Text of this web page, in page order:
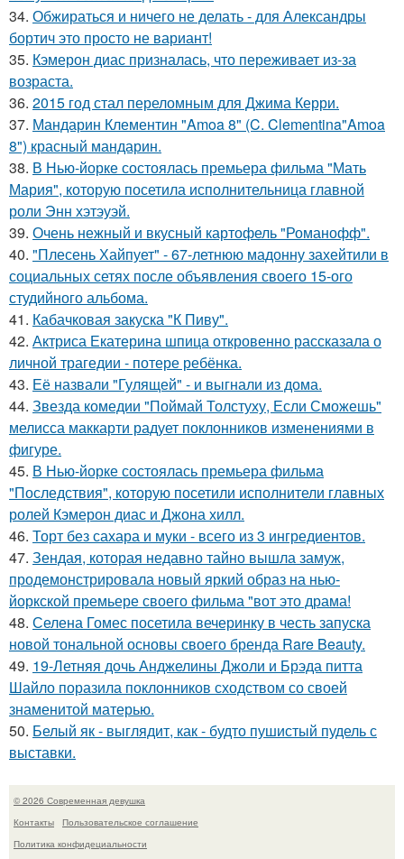
34. Обжираться и ничего не делать - для Александры
бортич это просто не вариант!
35. Кэмерон диас призналась, что переживает из-за
возраста.
36. 2015 год стал переломным для Джима Керри.
37. Мандарин Клементин "Amoa 8" (C. Clementina"Amoa
8") красный мандарин.
38. В Нью-йорке состоялась премьера фильма "Мать
Мария", которую посетила исполнительница главной
роли Энн хэтэуэй.
39. Очень нежный и вкусный картофель "Романофф".
40. "Плесень Хайпует" - 67-летнюю мадонну захейтили в
социальных сетях после объявления своего 15-ого
студийного альбома.
41. Кабачковая закуска "К Пиву".
42. Актриса Екатерина шпица откровенно рассказала о
личной трагедии - потере ребёнка.
43. Её назвали "Гулящей" - и выгнали из дома.
44. Звезда комедии "Поймай Толстуху, Если Сможешь"
мелисса маккарти радует поклонников изменениями в
фигуре.
45. В Нью-йорке состоялась премьера фильма
"Последствия", которую посетили исполнители главных
ролей Кэмерон диас и Джона хилл.
46. Торт без сахара и муки - всего из 3 ингредиентов.
47. Зендая, которая недавно тайно вышла замуж,
продемонстрировала новый яркий образ на нью-
йоркской премьере своего фильма "вот это драма!
48. Селена Гомес посетила вечеринку в честь запуска
новой тональной основы своего бренда Rare Beauty.
49. 19-Летняя дочь Анджелины Джоли и Брэда питта
Шайло поразила поклонников сходством со своей
знаменитой матерью.
50. Белый як - выглядит, как - будто пушистый пудель с
выставки.
© 2026 Современная девушка
Контакты
Пользовательское соглашение
Политика конфидециальности